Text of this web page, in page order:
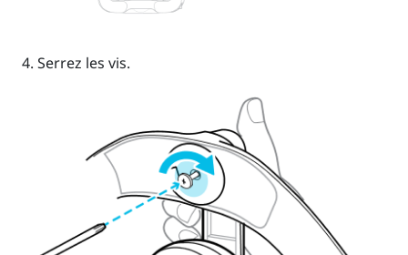
Serrez les vis.